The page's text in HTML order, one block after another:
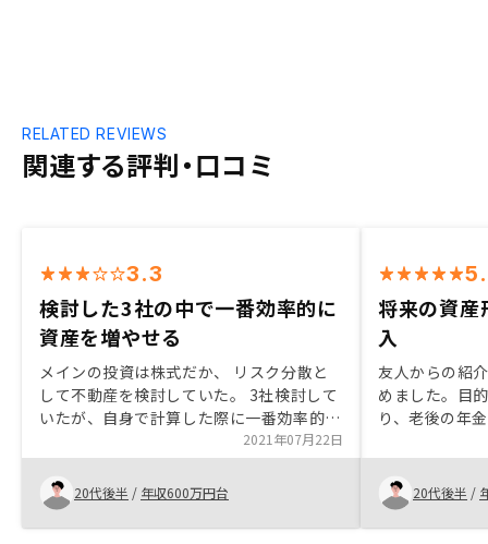
関連する評判・口コミ
RELATED REVIEWS
3.3
検討した3社の中で一番効率的に
資産を増やせる
メインの投資は株式だか、 リスク分散と
して不動産を検討していた。 3社検討して
いたが、自身で計算した際に一番効率的に
資産を増やせるものだったから。2021年07月22日
20代後半 / 年収600万円台
将来の資産
入
友人からの紹
めました。目
り、老後の年
の空室リスク
ました。また
ファラル採用
て商品性を理
20代後半 /